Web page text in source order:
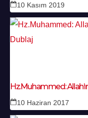
10 Kasım 2019
Hz.Muhammed:
10 Haziran 2017